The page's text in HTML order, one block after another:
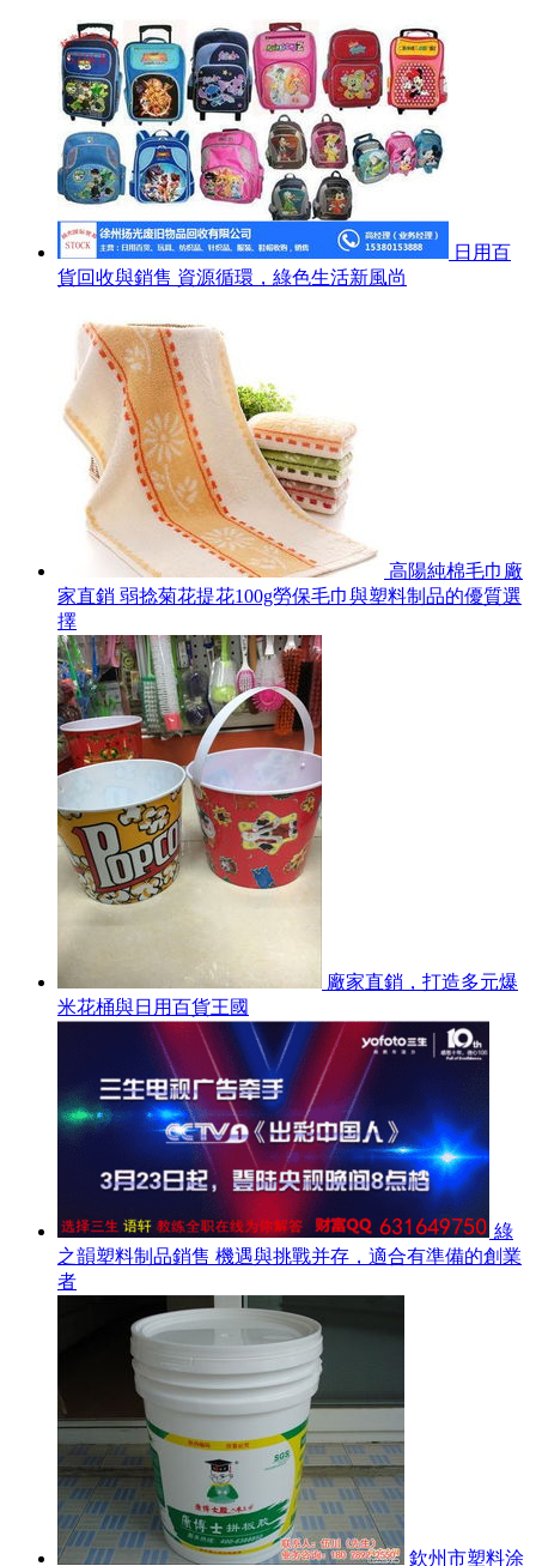
日用百
貨回收與銷售 資源循環，綠色生活新風尚
高陽純棉毛巾廠
家直銷 弱捻菊花提花100g勞保毛巾與塑料制品的優質選
擇
廠家直銷，打造多元爆
米花桶與日用百貨王國
綠
之韻塑料制品銷售 機遇與挑戰并存，適合有準備的創業
者
欽州市塑料涂